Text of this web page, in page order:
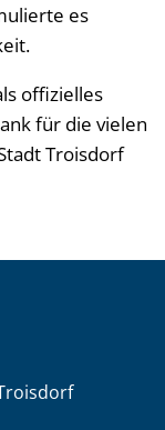
es
offizielles
für die vielen
Troisdorf